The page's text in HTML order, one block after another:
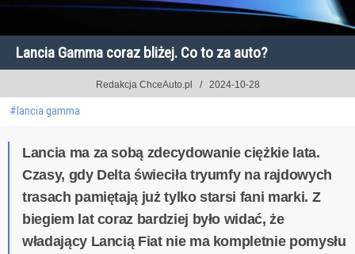
Lancia Gamma coraz bliżej. Co to za auto?
Redakcja ChceAuto.pl 2024-10-28
#lancia gamma
Lancia ma za sobą zdecydowanie ciężkie lata.
Czasy, gdy Delta świeciła tryumfy na rajdowych
trasach pamiętają już tylko starsi fani marki. Z
biegiem lat coraz bardziej było widać, że
władający Lancią Fiat nie ma kompletnie pomysłu